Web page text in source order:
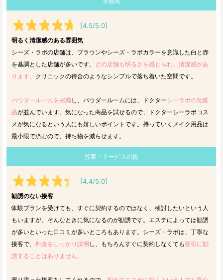
[4.5/5.0]
明るく清潔感のある雰囲気
シーズ・ラボの店舗は、ブラウンやシーズ・ラボカラーを意識した白と赤
を基調とした店舗が多いです。
どの店舗も明るさを感じられ、清潔感があ
ります。 クリニックの待合のようなシンプルで落ち着いた空間です。
パウダールームを完備し、パウダールームには、ドクターシーラボの化粧
品が並んでいます。気になった商品を試せるので、ドクターシーラボコス
メが気になるという人にも嬉しいポイントです。持っていくメイク用品は
最小限で済むので、持ち物を減らせます。
接客・サービスの質
[4.4/5.0]
勧誘のない接客
体験プランを受けても、すぐに契約するのではなく、検討したいという人
もいますが、そんなときに気になるのが勧誘です。エステによっては勧誘
が多いといった口コミが多いところもあります。シーズ・ラボは、丁寧な
接客で、 料金をしっかり説明 し、もちろんすぐに契約しなくても強引に勧
誘することはありません。